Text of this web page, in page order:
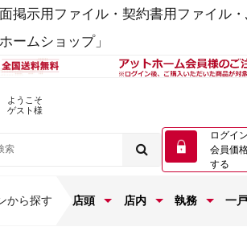
掲示用ファイル・契約書用ファイル
ームショップ」
ようこそ
ゲスト様
ログイ
会員価
する
から探す 店頭 店内 執務 一